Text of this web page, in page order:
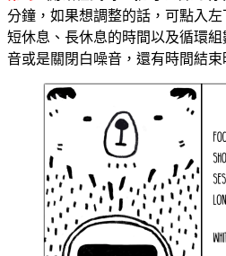
分鐘，如果想調整的話，可點入
短休息、長休息的時間以及循環
音或是關閉白噪音，還有時間結束